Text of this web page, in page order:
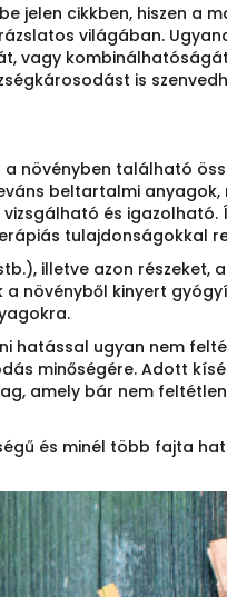
jelen cikkben, hiszen a
világában.
vagy
is
a növényben található
beltartalmi anyagok,
és
tulajdonságokkal
illetve azon részeket,
a növényből kinyert
ugyan nem
minőségére. Adott
amely bár nem
és minél több fajta